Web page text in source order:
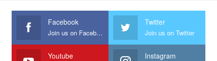
Facebook
Join us on Facebook
Twitter
Join us on Twitter
Youtube Instagram